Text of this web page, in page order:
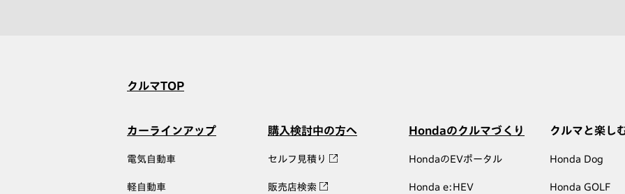
クルマTOP
カーラインアップ
電気自動車
軽自動車
購入検討中の方へ
セルフ見積り
販売店検索
Hondaのクルマづくり
HondaのEVポータル
Honda e:HEV
クルマと楽し
Honda Dog
Honda GOLF